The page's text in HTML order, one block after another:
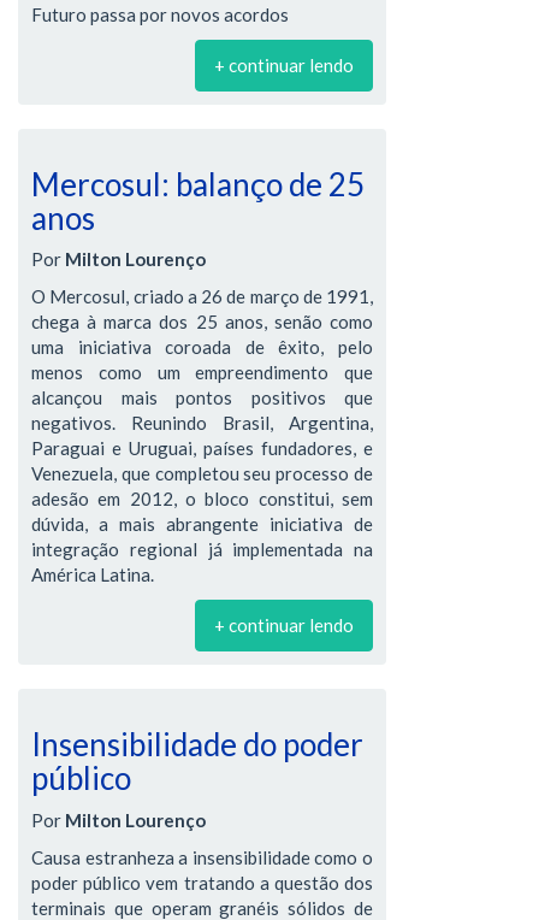
Futuro passa por novos acordos
+ continuar lendo
Mercosul: balanço de 25
anos
Por Milton Lourenço
O Mercosul, criado a 26 de março de 1991,
chega à marca dos 25 anos, senão como
uma iniciativa coroada de êxito, pelo
menos como um empreendimento que
alcançou mais pontos positivos que
negativos. Reunindo Brasil, Argentina,
Paraguai e Uruguai, países fundadores, e
Venezuela, que completou seu processo de
adesão em 2012, o bloco constitui, sem
dúvida, a mais abrangente iniciativa de
integração regional já implementada na
América Latina.
+ continuar lendo
Insensibilidade do poder
público
Por Milton Lourenço
Causa estranheza a insensibilidade como o
poder público vem tratando a questão dos
terminais que operam granéis sólidos de